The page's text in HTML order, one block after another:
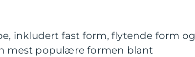
inkludert fast form, flytende form og
mest populære formen blant